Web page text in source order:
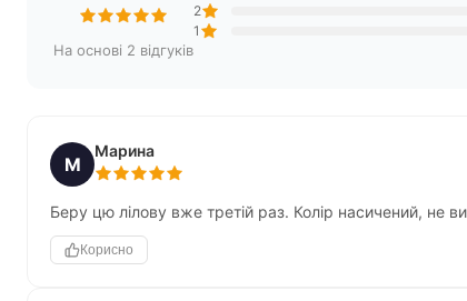
На основі 2 відгуків
2
1
М
Марина
Беру цю лілову вже третій раз. Колір насичений, не
Корисно